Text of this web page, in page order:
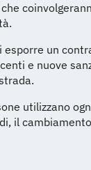
esporre un
e nuove
utilizzano
il